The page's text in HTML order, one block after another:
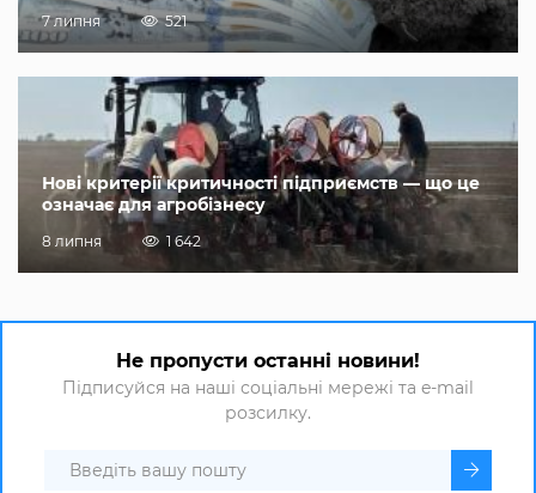
7 липня 521
Нові критерії критичності підприємств — що це
означає для агробізнесу
8 липня 1 642
Не пропусти останні новини!
Підписуйся на наші соціальні мережі та e-mail
розсилку.